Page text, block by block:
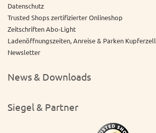
Datenschutz
Trusted Shops zertifizierter Onlineshop
Zeitschriften Abo-Light
Ladenöffnungszeiten, Anreise & Parken Kupferzell
Newsletter
News & Downloads
Siegel & Partner